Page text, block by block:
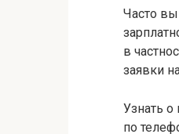
Часто
в
заявки
Узнать
по